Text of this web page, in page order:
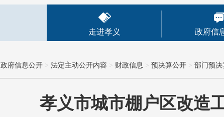
走进孝义 政府信
政府信息公开 > 法定主动公开内容 > 财政信息 > 预决算公开 > 部门预决
孝义市城市棚户区改造